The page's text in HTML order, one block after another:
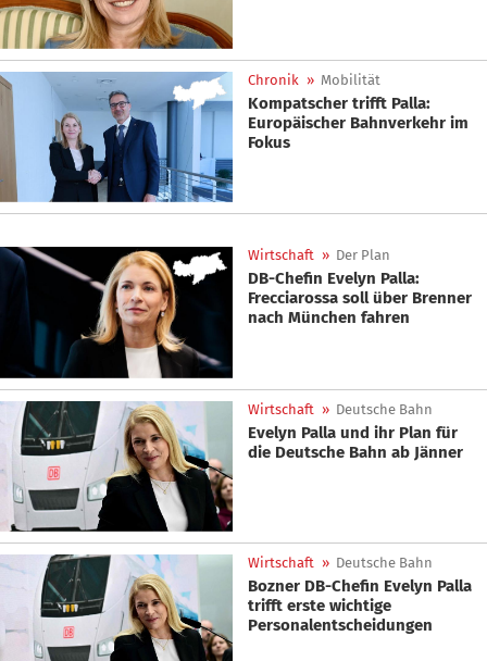
Chronik » Mobilität
Kompatscher trifft Palla:
Europäischer Bahnverkehr im
Fokus
Wirtschaft » Der Plan
DB-Chefin Evelyn Palla:
Frecciarossa soll über Brenner
nach München fahren
Wirtschaft » Deutsche Bahn
Evelyn Palla und ihr Plan für
die Deutsche Bahn ab Jänner
Wirtschaft » Deutsche Bahn
Bozner DB-Chefin Evelyn Palla
trifft erste wichtige
Personalentscheidungen